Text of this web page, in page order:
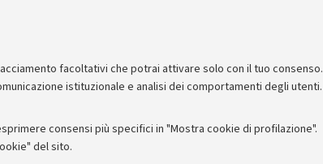
facoltativi che potrai attivare solo con il tuo consenso.
istituzionale e analisi dei comportamenti degli utenti.
consensi più specifici in "Mostra cookie di profilazione".
del sito.